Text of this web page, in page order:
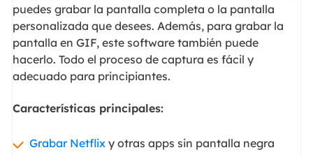
puedes grabar la pantalla completa o la pantalla
personalizada que desees. Además, para grabar la
pantalla en GIF, este software también puede
hacerlo. Todo el proceso de captura es fácil y
adecuado para principiantes.
Características principales:
Grabar Netflixy otras apps sin pantalla negra